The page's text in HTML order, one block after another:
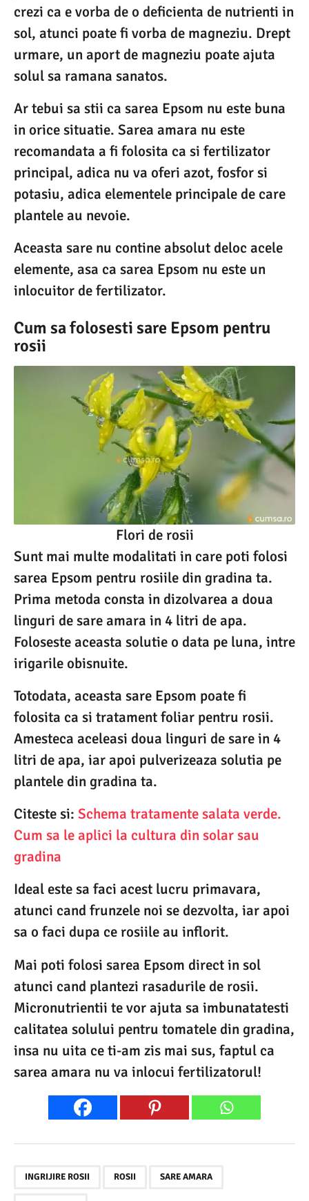
crezi ca e vorba de o deficienta de nutrienti in
sol, atunci poate fi vorba de magneziu. Drept
urmare, un aport de magneziu poate ajuta
solul sa ramana sanatos.
Ar tebui sa stii ca sarea Epsom nu este buna
in orice situatie. Sarea amara nu este
recomandata a fi folosita ca si fertilizator
principal, adica nu va oferi azot, fosfor si
potasiu, adica elementele principale de care
plantele au nevoie.
Aceasta sare nu contine absolut deloc acele
elemente, asa ca sarea Epsom nu este un
inlocuitor de fertilizator.
Cum sa folosesti sare Epsom pentru
rosii
Flori de rosii
Sunt mai multe modalitati in care poti folosi
sarea Epsom pentru rosiile din gradina ta.
Prima metoda consta in dizolvarea a doua
linguri de sare amara in 4 litri de apa.
Foloseste aceasta solutie o data pe luna, intre
irigarile obisnuite.
Totodata, aceasta sare Epsom poate fi
folosita ca si tratament foliar pentru rosii.
Amesteca aceleasi doua linguri de sare in 4
litri de apa, iar apoi pulverizeaza solutia pe
plantele din gradina ta.
Citeste si: Schema tratamente salata verde.
Cum sa le aplici la cultura din solar sau
gradina
Ideal este sa faci acest lucru primavara,
atunci cand frunzele noi se dezvolta, iar apoi
sa o faci dupa ce rosiile au inflorit.
Mai poti folosi sarea Epsom direct in sol
atunci cand plantezi rasadurile de rosii.
Micronutrientii te vor ajuta sa imbunatatesti
calitatea solului pentru tomatele din gradina,
insa nu uita ce ti-am zis mai sus, faptul ca
sarea amara nu va inlocui fertilizatorul!
INGRIJIRE ROSII ROSII SARE AMARA